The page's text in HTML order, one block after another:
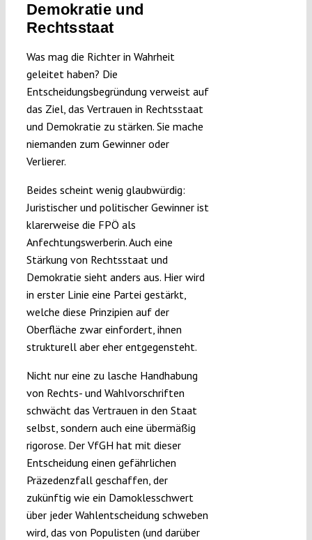
Demokratie und
Rechtsstaat
Was mag die Richter in Wahrheit
geleitet haben? Die
Entscheidungsbegründung verweist auf
das Ziel, das Vertrauen in Rechtsstaat
und Demokratie zu stärken. Sie mache
niemanden zum Gewinner oder
Verlierer.
Beides scheint wenig glaubwürdig:
Juristischer und politischer Gewinner ist
klarerweise die FPÖ als
Anfechtungswerberin. Auch eine
Stärkung von Rechtsstaat und
Demokratie sieht anders aus. Hier wird
in erster Linie eine Partei gestärkt,
welche diese Prinzipien auf der
Oberfläche zwar einfordert, ihnen
strukturell aber eher entgegensteht.
Nicht nur eine zu lasche Handhabung
von Rechts- und Wahlvorschriften
schwächt das Vertrauen in den Staat
selbst, sondern auch eine übermäßig
rigorose. Der VfGH hat mit dieser
Entscheidung einen gefährlichen
Präzedenzfall geschaffen, der
zukünftig wie ein Damoklesschwert
über jeder Wahlentscheidung schweben
wird, das von Populisten (und darüber